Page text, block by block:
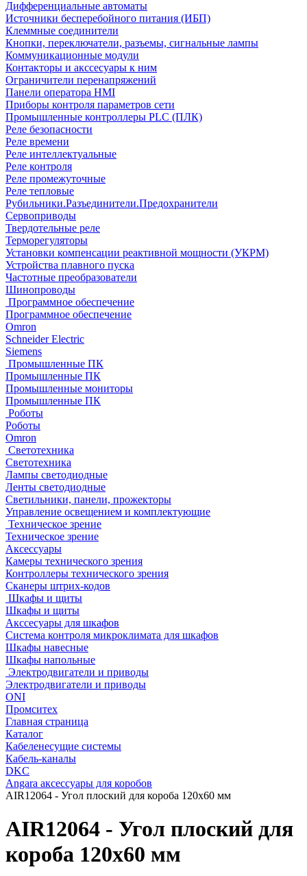
Дифференциальные автоматы
Источники бесперебойного питания (ИБП)
Клеммные соединители
Кнопки, переключатели, разъемы, сигнальные лампы
Коммуникационные модули
Контакторы и акссесуары к ним
Ограничители перенапряжений
Панели оператора HMI
Приборы контроля параметров сети
Промышленные контроллеры PLC (ПЛК)
Реле безопасности
Реле времени
Реле интеллектуальные
Реле контроля
Реле промежуточные
Реле тепловые
Рубильники.Разъединители.Предохранители
Сервоприводы
Твердотельные реле
Терморегуляторы
Установки компенсации реактивной мощности (УКРМ)
Устройства плавного пуска
Частотные преобразователи
Шинопроводы
Программное обеспечение
Программное обеспечение
Omron
Schneider Electric
Siemens
Промышленные ПК
Промышленные ПК
Промышленные мониторы
Промышленные ПК
Роботы
Роботы
Omron
Светотехника
Светотехника
Лампы светодиодные
Ленты светодиодные
Светильники, панели, прожекторы
Управление освещением и комплектующие
Техническое зрение
Техническое зрение
Аксессуары
Камеры технического зрения
Контроллеры технического зрения
Сканеры штрих-кодов
Шкафы и щиты
Шкафы и щиты
Акссесуары для шкафов
Система контроля микроклимата для шкафов
Шкафы навесные
Шкафы напольные
Электродвигатели и приводы
Электродвигатели и приводы
ONI
Промситех
Главная страница
Каталог
Кабеленесущие системы
Кабель-каналы
DKC
Angara аксессуары для коробов
AIR12064 - Угол плоский для короба 120х60 мм
AIR12064 - Угол плоский для
короба 120х60 мм